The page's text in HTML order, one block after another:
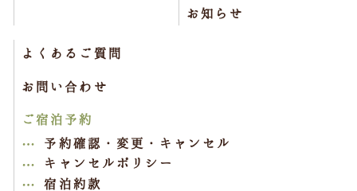
お知らせ
よくあるご質問
お問い合わせ
ご宿泊予約
予約確認・変更・キャンセル
キャンセルポリシー
宿泊約款